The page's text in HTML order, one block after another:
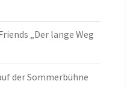
„Der lange Weg
der Sommerbühne